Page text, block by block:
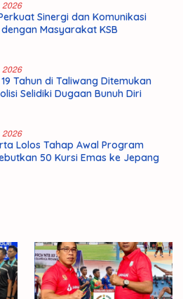
2026
Sinergi dan Komunikasi
Masyarakat KSB
2026
Tahun di Taliwang Ditemukan
Selidiki Dugaan Bunuh Diri
2026
Lolos Tahap Awal Program
50 Kursi Emas ke Jepang